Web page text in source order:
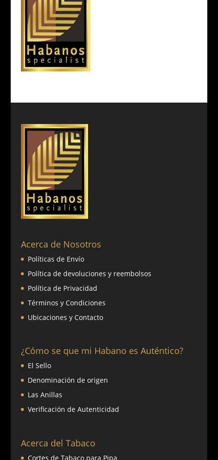
Acerca de Nosotros
Políticas de Envío
Política de devoluciones y reembolsos
Política de Privacidad
Términos y Condiciones
Ubicaciones y Contacto
¿Cómo se que mi Habano es Auténtico?
El Sello
Denominación de origen
Las Anillas
Verificación de Autenticidad
Acerca del Tabaco
Cortes de Tabaco para Pipa